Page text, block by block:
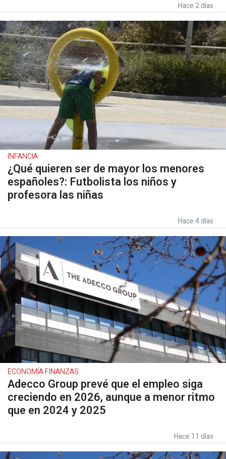
Hace 2 días
INFANCIA
¿Qué quieren ser de mayor los menores
españoles?: Futbolista los niños y
profesora las niñas
Hace 4 días
ECONOMÍA FINANZAS
Adecco Group prevé que el empleo siga
creciendo en 2026, aunque a menor ritmo
que en 2024 y 2025
Hace 11 días